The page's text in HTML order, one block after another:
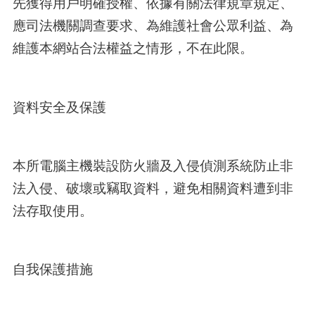
應司法機關調查要求、為維護社會公眾利益、為
維護本網站合法權益之情形，不在此限。
資料安全及保護
本所電腦主機裝設防火牆及入侵偵測系統防止非
法入侵、破壞或竊取資料，避免相關資料遭到非
法存取使用。
自我保護措施